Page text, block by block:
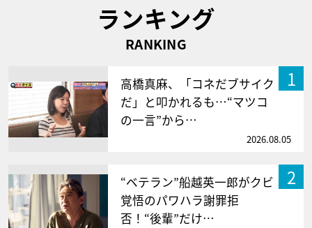
ランキング
RANKING
1
高橋真麻、「コネだブサイク
だ」と叩かれるも…“マツコ
の一言”から…
2026.08.05
2
“ベテラン”船越英一郎がクビ
覚悟のパワハラ謝罪拒
否！“後輩”だけ…